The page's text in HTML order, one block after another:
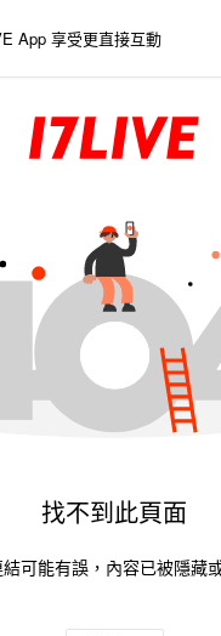
App 享受更直接互動
找不到此頁面
可能有誤，內容已被隱藏